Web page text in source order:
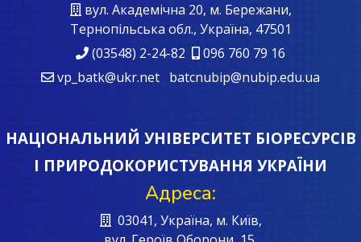
вул. Академічна 20, м. Бережани,
Тернопільська обл., Україна, 47501
(03548) 2-24-82
096 760 79 16
vp_batk@ukr.net batcnubip@nubip.edu.ua
НАЦІОНАЛЬНИЙ УНІВЕРСИТЕТ БІОРЕСУРСІВ
І ПРИРОДОКОРИСТУВАННЯ УКРАЇНИ
Адреса:
03041, Україна, м. Київ,